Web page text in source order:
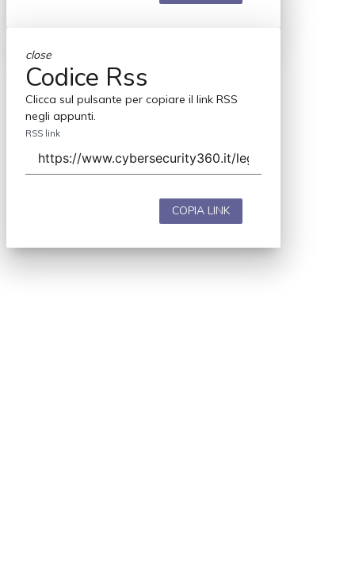
close
Codice Rss
Clicca sul pulsante per copiare il link RSS
negli appunti.
RSS link
COPIA LINK